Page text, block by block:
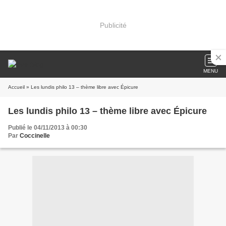
Publicité
MENU
Accueil » Les lundis philo 13 – thème libre avec Épicure
Les lundis philo 13 – thème libre avec Épicure
Publié le 04/11/2013 à 00:30
Par Coccinelle